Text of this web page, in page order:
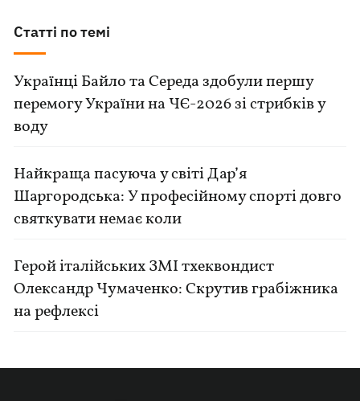
Статті по темі
Українці Байло та Середа здобули першу
перемогу України на ЧЄ-2026 зі стрибків у
воду
Найкраща пасуюча у світі Дар’я
Шаргородська: У професійному спорті довго
святкувати немає коли
Герой італійських ЗМІ тхеквондист
Олександр Чумаченко: Скрутив грабіжника
на рефлексі